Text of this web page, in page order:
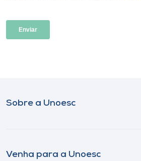
Sobre a Unoesc
Venha para a Unoesc